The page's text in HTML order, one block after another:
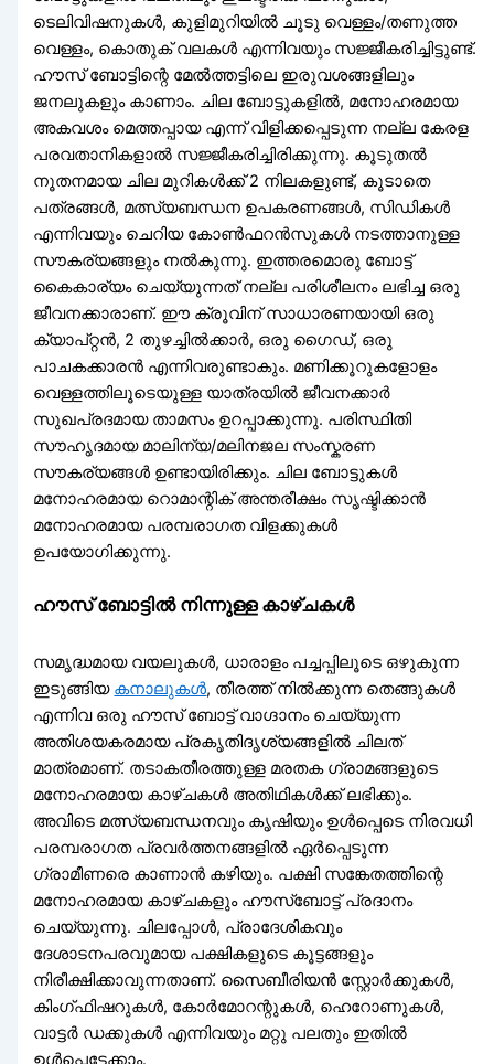
ടെലിവിഷനുകൾ, കുളിമുറിയിൽ ചൂടു വെള്ളം/തണുത്ത
വെള്ളം, കൊതുക് വലകൾ എന്നിവയും സജ്ജീകരിച്ചിട്ടുണ്ട്.
ഹൗസ് ബോട്ടിന്റെ മേൽത്തട്ടിലെ ഇരുവശങ്ങളിലും
ജനലുകളും കാണാം. ചില ബോട്ടുകളിൽ, മനോഹരമായ
അകവശം മെത്തപ്പായ എന്ന് വിളിക്കപ്പെടുന്ന നല്ല കേരള
പരവതാനികളാൽ സജ്ജീകരിച്ചിരിക്കുന്നു. കൂടുതൽ
നൂതനമായ ചില മുറികൾക്ക് 2 നിലകളുണ്ട്, കൂടാതെ
പത്രങ്ങൾ, മത്സ്യബന്ധന ഉപകരണങ്ങൾ, സിഡികൾ
എന്നിവയും ചെറിയ കോൺഫറൻസുകൾ നടത്താനുള്ള
സൗകര്യങ്ങളും നൽകുന്നു. ഇത്തരമൊരു ബോട്ട്
കൈകാര്യം ചെയ്യുന്നത് നല്ല പരിശീലനം ലഭിച്ച ഒരു
ജീവനക്കാരാണ്. ഈ ക്രൂവിന് സാധാരണയായി ഒരു
ക്യാപ്റ്റൻ, 2 തുഴച്ചിൽക്കാർ, ഒരു ഗൈഡ്, ഒരു
പാചകക്കാരൻ എന്നിവരുണ്ടാകും. മണിക്കൂറുകളോളം
വെള്ളത്തിലൂടെയുള്ള യാത്രയിൽ ജീവനക്കാർ
സുഖപ്രദമായ താമസം ഉറപ്പാക്കുന്നു. പരിസ്ഥിതി
സൗഹൃദമായ മാലിന്യ/മലിനജല സംസ്കരണ
സൗകര്യങ്ങൾ ഉണ്ടായിരിക്കും. ചില ബോട്ടുകൾ
മനോഹരമായ റൊമാന്റിക് അന്തരീക്ഷം സൃഷ്ടിക്കാൻ
മനോഹരമായ പരമ്പരാഗത വിളക്കുകൾ
ഉപയോഗിക്കുന്നു.
ഹൗസ് ബോട്ടിൽ നിന്നുള്ള കാഴ്ചകൾ
സമൃദ്ധമായ വയലുകൾ, ധാരാളം പച്ചപ്പിലൂടെ ഒഴുകുന്ന
ഇടുങ്ങിയ കനാലുകൾ, തീരത്ത് നിൽക്കുന്ന തെങ്ങുകൾ
എന്നിവ ഒരു ഹൗസ് ബോട്ട് വാഗ്ദാനം ചെയ്യുന്ന
അതിശയകരമായ പ്രകൃതിദൃശ്യങ്ങളിൽ ചിലത്
മാത്രമാണ്. തടാകതീരത്തുള്ള മരതക ഗ്രാമങ്ങളുടെ
മനോഹരമായ കാഴ്ചകൾ അതിഥികൾക്ക് ലഭിക്കും.
അവിടെ മത്സ്യബന്ധനവും കൃഷിയും ഉൾപ്പെടെ നിരവധി
പരമ്പരാഗത പ്രവർത്തനങ്ങളിൽ ഏർപ്പെടുന്ന
ഗ്രാമീണരെ കാണാൻ കഴിയും. പക്ഷി സങ്കേതത്തിന്റെ
മനോഹരമായ കാഴ്ചകളും ഹൗസ്‌ബോട്ട് പ്രദാനം
ചെയ്യുന്നു. ചിലപ്പോൾ, പ്രാദേശികവും
ദേശാടനപരവുമായ പക്ഷികളുടെ കൂട്ടങ്ങളും
നിരീക്ഷിക്കാവുന്നതാണ്. സൈബീരിയൻ സ്റ്റോർക്കുകൾ,
കിംഗ്ഫിഷറുകൾ, കോർമോറന്റുകൾ, ഹെറോണുകൾ,
വാട്ടർ ഡക്കുകൾ എന്നിവയും മറ്റു പലതും ഇതിൽ
ഉൾപ്പെട്ടേക്കാം.